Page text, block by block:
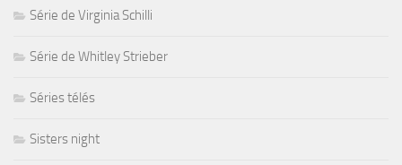
Série de Virginia Schilli
Série de Whitley Strieber
Séries télés
Sisters night